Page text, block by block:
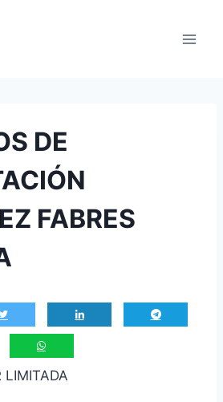
DE
FABRES
LIMITADA